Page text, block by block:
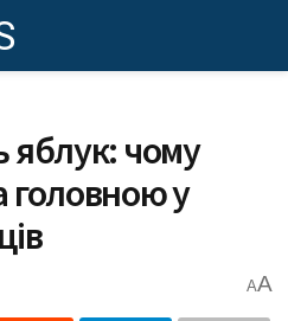
яблук: чому
головною у
AA